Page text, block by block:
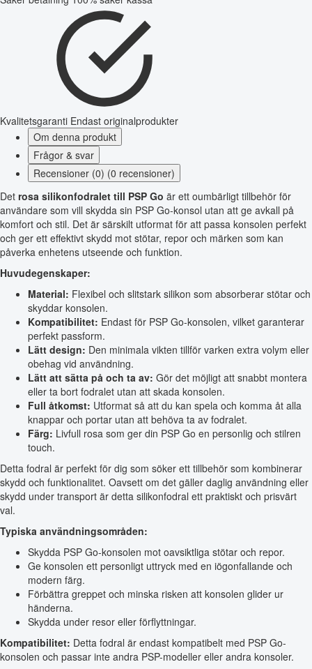
Kvalitetsgaranti Endast originalprodukter
Om denna produkt
Frågor & svar
Recensioner (0) (0 recensioner)
Det rosa silikonfodralet till PSP Go är ett oumbärligt tillbehör för
användare som vill skydda sin PSP Go-konsol utan att ge avkall på
komfort och stil. Det är särskilt utformat för att passa konsolen perfekt
och ger ett effektivt skydd mot stötar, repor och märken som kan
påverka enhetens utseende och funktion.
Huvudegenskaper:
Material: Flexibel och slitstark silikon som absorberar stötar och
skyddar konsolen.
Kompatibilitet: Endast för PSP Go-konsolen, vilket garanterar
perfekt passform.
Lätt design: Den minimala vikten tillför varken extra volym eller
obehag vid användning.
Lätt att sätta på och ta av: Gör det möjligt att snabbt montera
eller ta bort fodralet utan att skada konsolen.
Full åtkomst: Utformat så att du kan spela och komma åt alla
knappar och portar utan att behöva ta av fodralet.
Färg: Livfull rosa som ger din PSP Go en personlig och stilren
touch.
Detta fodral är perfekt för dig som söker ett tillbehör som kombinerar
skydd och funktionalitet. Oavsett om det gäller daglig användning eller
skydd under transport är detta silikonfodral ett praktiskt och prisvärt
val.
Typiska användningsområden:
Skydda PSP Go-konsolen mot oavsiktliga stötar och repor.
Ge konsolen ett personligt uttryck med en iögonfallande och
modern färg.
Förbättra greppet och minska risken att konsolen glider ur
händerna.
Skydda under resor eller förflyttningar.
Kompatibilitet: Detta fodral är endast kompatibelt med PSP Go-
konsolen och passar inte andra PSP-modeller eller andra konsoler.